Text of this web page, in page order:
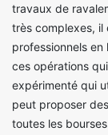
travaux de
très complexes, il
professionnels
ces opérations
expérimenté qui
peut proposer
toutes les